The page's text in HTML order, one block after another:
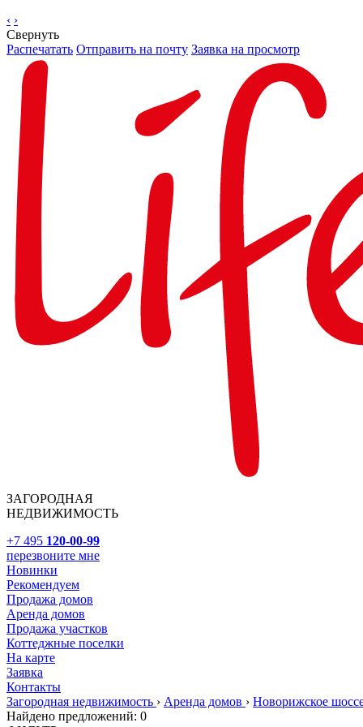
‹ ›
Свернуть
Распечатать Отправить на почту Заявка на просмотр
ЗАГОРОДНАЯ
НЕДВИЖИМОСТЬ
+7 495 120-00-99
перезвоните мне
Новинки
Рекомендуем
Продажа домов
Аренда домов
Продажа участков
Коттеджные поселки
На карте
Заявка
Контакты
Загородная недвижимость › Аренда домов › Новорижское
Найдено предложений: 0